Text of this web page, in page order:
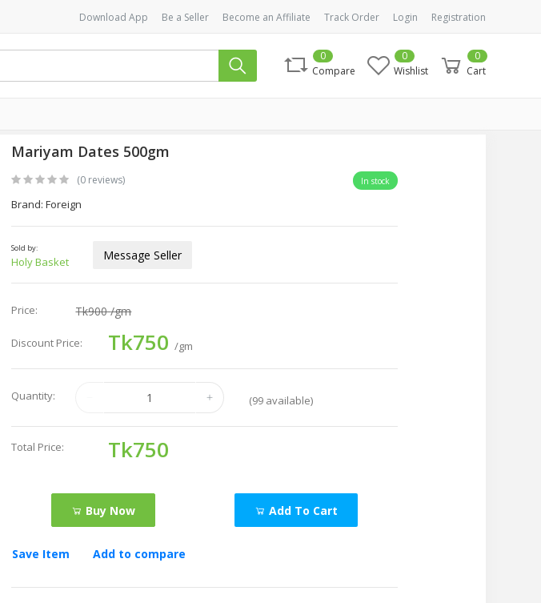
Download App Be a Seller Become an Affiliate Track Order Login Registration
Compare
0
Wishlist
0
Cart
0
Mariyam Dates 500gm
(0 reviews) In stock
Brand: Foreign
Sold by:
Holy Basket Message Seller
Price: Tk900/gm
Discount Price: Tk750 /gm
Quantity: (99available)
Total Price: Tk750
Buy Now Add To Cart
Save Item Add to compare